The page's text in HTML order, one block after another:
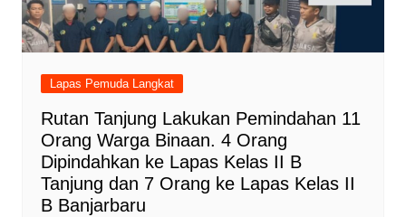
Lapas Pemuda Langkat
Rutan Tanjung Lakukan Pemindahan 11
Orang Warga Binaan. 4 Orang
Dipindahkan ke Lapas Kelas II B
Tanjung dan 7 Orang ke Lapas Kelas II
B Banjarbaru